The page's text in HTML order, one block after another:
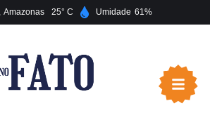
Amazonas 25 Umidade 61